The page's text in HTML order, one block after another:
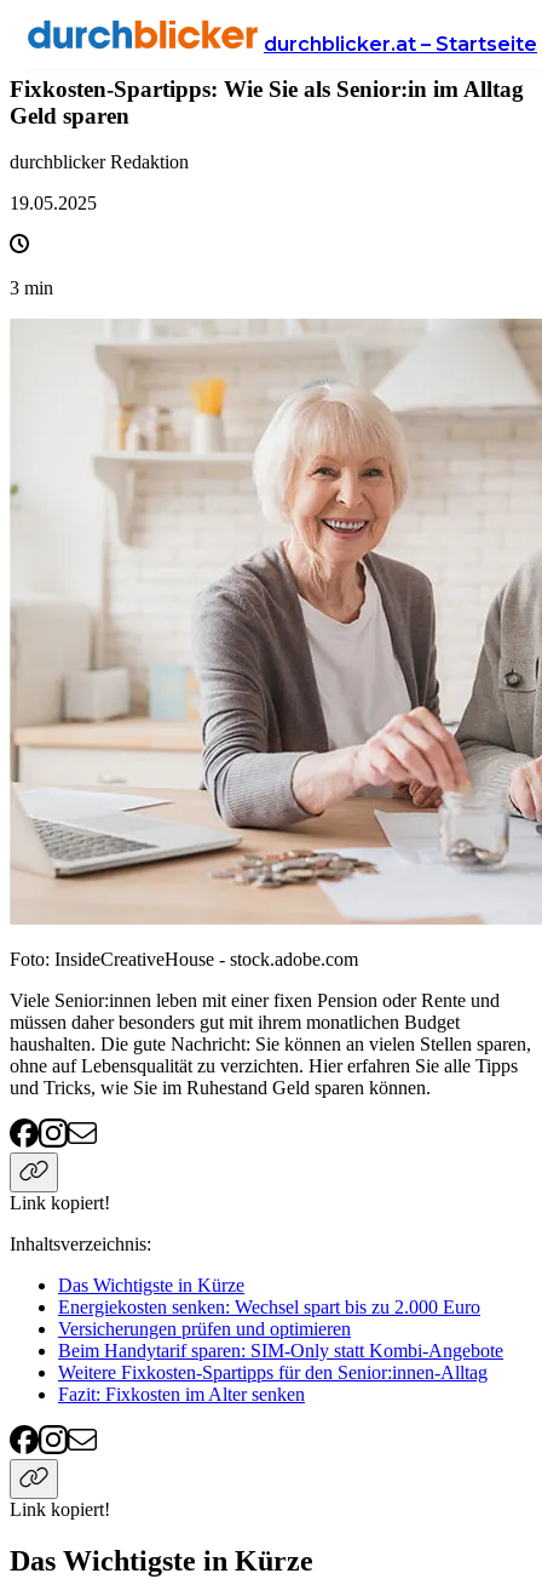
durchblicker.at – Startseite
News Versicherung strom
Fixkosten-Spartipps: Wie Sie als Senior:in im Alltag
Geld sparen
durchblicker Redaktion
19.05.2025
3 min
Foto: InsideCreativeHouse - stock.adobe.com
Viele Senior:innen leben mit einer fixen Pension oder Rente und
müssen daher besonders gut mit ihrem monatlichen Budget
haushalten. Die gute Nachricht: Sie können an vielen Stellen sparen,
ohne auf Lebensqualität zu verzichten. Hier erfahren Sie alle Tipps
und Tricks, wie Sie im Ruhestand Geld sparen können.
Link kopiert!
Inhaltsverzeichnis:
Das Wichtigste in Kürze
Energiekosten senken: Wechsel spart bis zu 2.000 Euro
Versicherungen prüfen und optimieren
Beim Handytarif sparen: SIM-Only statt Kombi-Angebote
Weitere Fixkosten-Spartipps für den Senior:innen-Alltag
Fazit: Fixkosten im Alter senken
Link kopiert!
Das Wichtigste in Kürze